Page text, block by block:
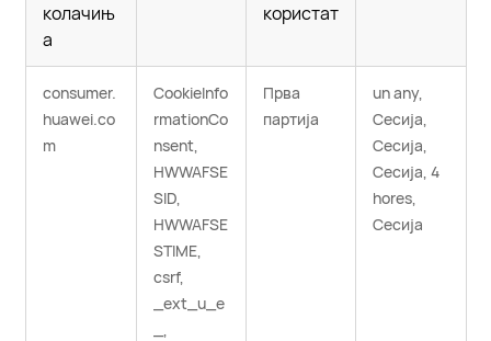
колачињ
а
користат
consumer.
huawei.co
m
CookieInfo
rmationCo
nsent,
HWWAFSE
SID,
HWWAFSE
STIME,
csrf,
_ext_u_e
_,
Прва
партија
un any,
Сесија,
Сесија,
Сесија, 4
hores,
Сесија